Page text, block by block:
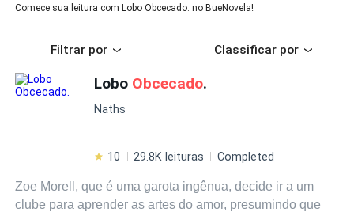
Comece sua leitura com Lobo Obcecado. no BueNovela!
Filtrar por Classificar por
Lobo Obcecado.
Naths
10 29.8K leituras Completed
Zoe Morell, que é uma garota ingênua, decide ir a um
clube para aprender as artes do amor, presumindo que